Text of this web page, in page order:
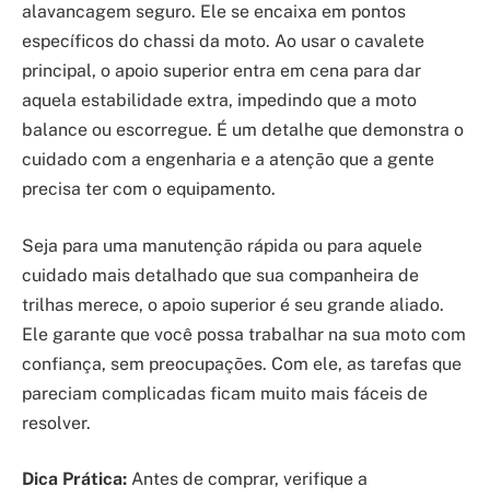
alavancagem seguro. Ele se encaixa em pontos
específicos do chassi da moto. Ao usar o cavalete
principal, o apoio superior entra em cena para dar
aquela estabilidade extra, impedindo que a moto
balance ou escorregue. É um detalhe que demonstra o
cuidado com a engenharia e a atenção que a gente
precisa ter com o equipamento.
Seja para uma manutenção rápida ou para aquele
cuidado mais detalhado que sua companheira de
trilhas merece, o apoio superior é seu grande aliado.
Ele garante que você possa trabalhar na sua moto com
confiança, sem preocupações. Com ele, as tarefas que
pareciam complicadas ficam muito mais fáceis de
resolver.
Dica Prática: Antes de comprar, verifique a